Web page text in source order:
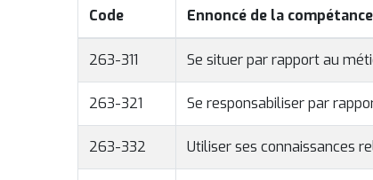
Code Ennoncé de la compétance
263-311 Se situer par rapport au
263-321 Se responsabiliser par
263-332 Utiliser ses connaissances